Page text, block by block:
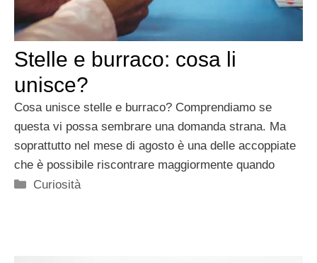
Stelle e burraco: cosa li
unisce?
Cosa unisce stelle e burraco? Comprendiamo se
questa vi possa sembrare una domanda strana. Ma
soprattutto nel mese di agosto è una delle accoppiate
che è possibile riscontrare maggiormente quando
Categorie
Curiosità